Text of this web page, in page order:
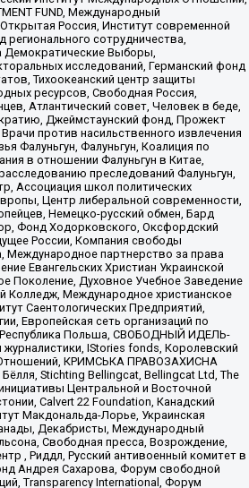
FUND, Международный
Россия, Институт современной
сотрудничества,
Демократические Выборы,
исследований, Германский фонд
Тихоокеанский центр защиты
ресурсов, Свободная Россия,
Атлантический совет, Человек в беде,
Джеймстаунский фонд, Прожект
против насильственного извлечения
Фалуньгун, Фалуньгун, Коалиция по
в отношении Фалуньгун в Китае,
преследований Фалуньгун,
Ассоциация школ политических
Центр либеральной современности,
Немецко-русский обмен, Бард
Фонд Ходорковского, Оксфордский
России, Компания свободы
партнерство за права
Евангельских Христиан Украинской
Поколение, Духовное Учебное Заведение
Колледж, Международное христианское
Саентологических Предприятий,
Европейская сеть организаций по
Польша, СВОБОДНЫЙ ИДЕЛЬ-
IStories fonds, Королевский
КРИМСЬКА ПРАВОЗАХИСНА
Stichting Bellingcat, Bellingcat Ltd, The
Центральной и Восточной
Calvert 22 Foundation, Канадский
Макдональда-Лорье, Украинская
Декабристы, Международный
Свободная пресса, Возрождение,
, Риддл, Русский антивоенный комитет в
Андрея Сахарова, Форум свободной
Transparеncy International, Форум